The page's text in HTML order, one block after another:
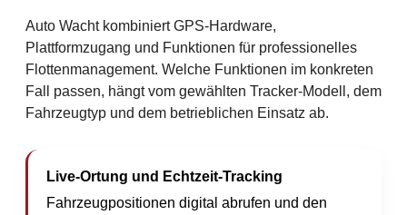
Auto Wacht kombiniert GPS-Hardware,
Plattformzugang und Funktionen für professionelles
Flottenmanagement. Welche Funktionen im konkreten
Fall passen, hängt vom gewählten Tracker-Modell, dem
Fahrzeugtyp und dem betrieblichen Einsatz ab.
Live-Ortung und Echtzeit-Tracking
Fahrzeugpositionen digital abrufen und den